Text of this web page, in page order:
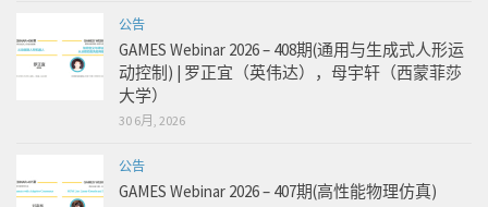
公告
GAMES Webinar 2026 – 408期(通用与生成式人形运
动控制) | 罗正宜（英伟达），母宇轩（西蒙菲莎
大学）
30 6月, 2026
公告
GAMES Webinar 2026 – 407期(高性能物理仿真)